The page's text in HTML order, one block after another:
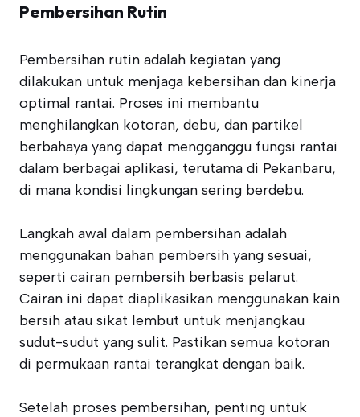
Pembersihan Rutin
Pembersihan rutin adalah kegiatan yang
dilakukan untuk menjaga kebersihan dan kinerja
optimal rantai. Proses ini membantu
menghilangkan kotoran, debu, dan partikel
berbahaya yang dapat mengganggu fungsi rantai
dalam berbagai aplikasi, terutama di Pekanbaru,
di mana kondisi lingkungan sering berdebu.
Langkah awal dalam pembersihan adalah
menggunakan bahan pembersih yang sesuai,
seperti cairan pembersih berbasis pelarut.
Cairan ini dapat diaplikasikan menggunakan kain
bersih atau sikat lembut untuk menjangkau
sudut-sudut yang sulit. Pastikan semua kotoran
di permukaan rantai terangkat dengan baik.
Setelah proses pembersihan, penting untuk